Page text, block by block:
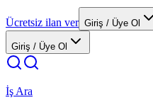
Ücretsiz ilan ver Giriş / Üye Ol
Giriş / Üye Ol
İş Ara